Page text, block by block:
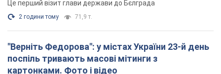
2 години тому 2,1 т.
Сенат США схвалив законопроєкт Грема про
санкції проти Росії: що далі
Документ передбачає нові економічні обмеження